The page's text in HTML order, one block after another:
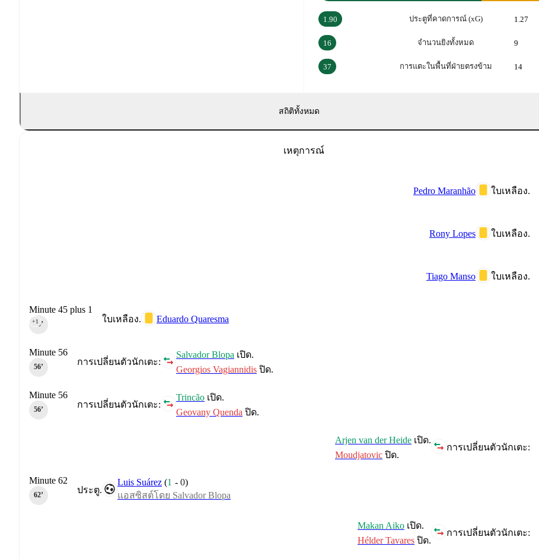
ประตูที่คาดการณ์ (xG)
1.90 1.27
จำนวนยิงทั้งหมด
16 9
การแตะในพื้นที่ฝ่ายตรงข้าม
37 14
สถิติทั้งหมด
เหตุการณ์
ใบเหลือง.
Pedro Maranhão
ใบเหลือง.
Rony Lopes
ใบเหลือง.
Tiago Manso
ใบเหลือง. Eduardo Quaresma
Minute 45 plus 1
45‎’‎
+1
การเปลี่ยนตัวนักเตะ:
Salvador Blopa เปิด.
Georgios Vagiannidis ปิด.
Minute 56
56‎’‎
การเปลี่ยนตัวนักเตะ:
Trincão เปิด.
Geovany Quenda ปิด.
Minute 56
56‎’‎
การเปลี่ยนตัวนักเตะ:
Arjen van der Heide เปิด.
Moudjatovic ปิด.
ประตู.
Luis Suárez (1 -0)
แอสซิสต์โดย Salvador Blopa
Minute 62
62‎’‎
การเปลี่ยนตัวนักเตะ:
Makan Aiko เปิด.
Hélder Tavares ปิด.